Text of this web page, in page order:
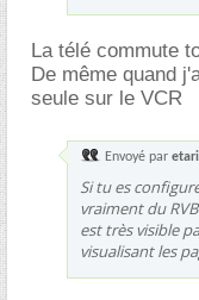
La télé commute
De même quand
seule sur le VCR
Envoyé par
Si tu es
vraiment du
est très visible
visualisant les